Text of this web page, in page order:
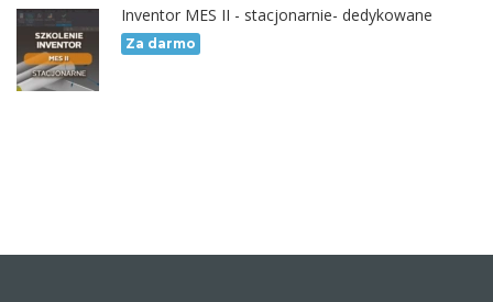
Inventor MES II - stacjonarnie- dedykowane
Za darmo